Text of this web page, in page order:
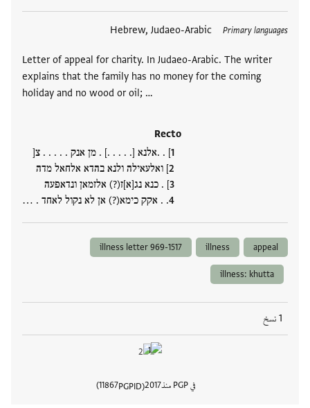
Primary languages
Hebrew, Judaeo-Arabic
Letter of appeal for charity. In Judaeo-Arabic. The writer
explains that the family has no money for the coming
holiday and no wood or oil; …
Recto
] . .אלנא [. . . . .] . מן אנק . . . . . צ[
] ואלעאילה ולנא בהדא אלחאל מדה
] . כנא נג[א]ז(?) אלזמאן ונדאפעה
. . אקק כימא(?) אן לא נקול לאחד . …
العلامات
appeal
illness
illness letter 969-1517
illness: khutta
1 نسخ
في PGP منذ 2017
PGPID
11867